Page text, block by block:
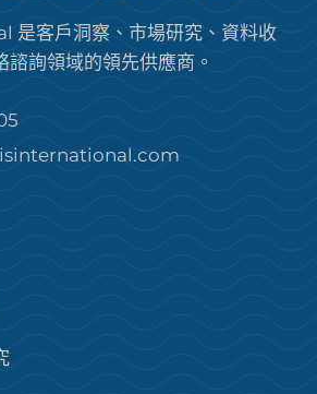
是客戶洞察、市場研究、資料收
諮詢領域的領先供應商。